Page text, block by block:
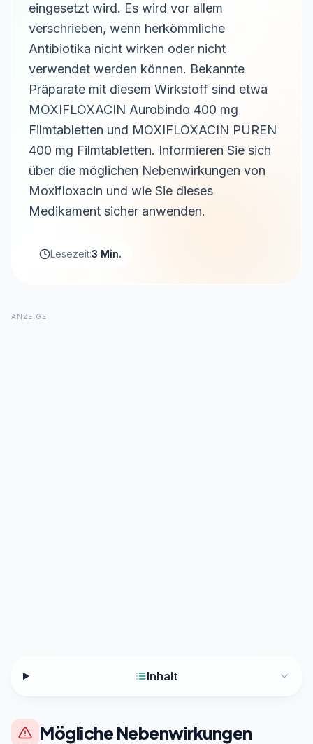
eingesetzt wird. Es wird vor allem
verschrieben, wenn herkömmliche
Antibiotika nicht wirken oder nicht
verwendet werden können. Bekannte
Präparate mit diesem Wirkstoff sind etwa
MOXIFLOXACIN Aurobindo 400 mg
Filmtabletten und MOXIFLOXACIN PUREN
400 mg Filmtabletten. Informieren Sie sich
über die möglichen Nebenwirkungen von
Moxifloxacin und wie Sie dieses
Medikament sicher anwenden.
Lesezeit:3 Min.
ANZEIGE
Inhalt
Mögliche Nebenwirkungen